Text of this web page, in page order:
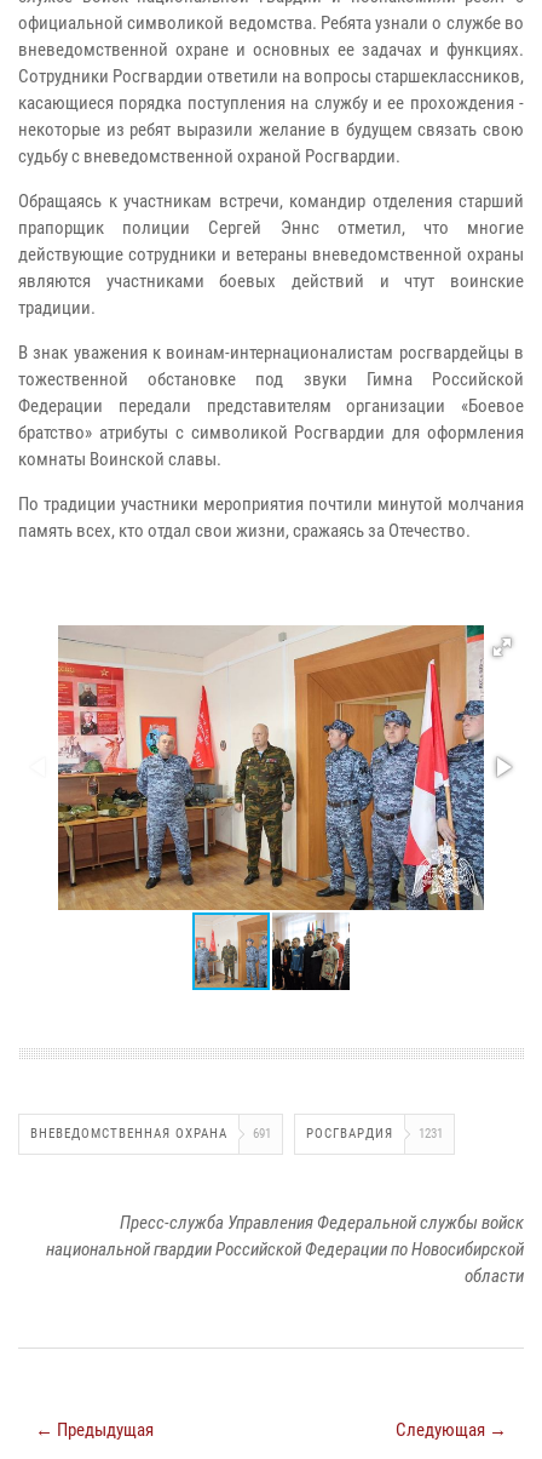
официальной символикой ведомства. Ребята узнали о службе во
вневедомственной охране и основных ее задачах и функциях.
Сотрудники Росгвардии ответили на вопросы старшеклассников,
касающиеся порядка поступления на службу и ее прохождения -
некоторые из ребят выразили желание в будущем связать свою
судьбу с вневедомственной охраной Росгвардии.
Обращаясь к участникам встречи, командир отделения старший
прапорщик полиции Сергей Эннс отметил, что многие
действующие сотрудники и ветераны вневедомственной охраны
являются участниками боевых действий и чтут воинские
традиции.
В знак уважения к воинам-интернационалистам росгвардейцы в
тожественной обстановке под звуки Гимна Российской
Федерации передали представителям организации «Боевое
братство» атрибуты с символикой Росгвардии для оформления
комнаты Воинской славы.
По традиции участники мероприятия почтили минутой молчания
память всех, кто отдал свои жизни, сражаясь за Отечество.
ВНЕВЕДОМСТВЕННАЯ ОХРАНА 691 РОСГВАРДИЯ 1231
Пресс-служба Управления Федеральной службы войск
национальной гвардии Российской Федерации по Новосибирской
области
← Предыдущая Следующая →